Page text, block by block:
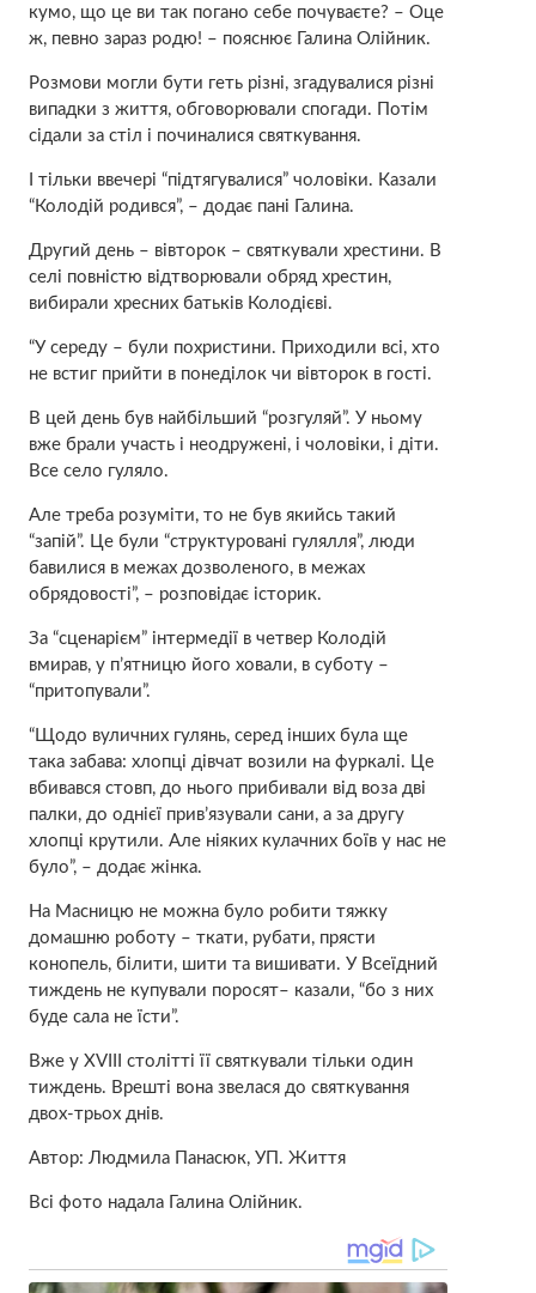
кумо, що це ви так погано себе почуваєте? – Оце
ж, певно зараз родю! – пояснює Галина Олійник.
Розмови могли бути геть різні, згадувалися різні
випадки з життя, обговорювали спогади. Потім
сідали за стіл і починалися святкування.
І тільки ввечері “підтягувалися” чоловіки. Казали
“Колодій родився”, – додає пані Галина.
Другий день – вівторок – святкували хрестини. В
селі повністю відтворювали обряд хрестин,
вибирали хресних батьків Колодієві.
“У середу – були похристини. Приходили всі, хто
не встиг прийти в понеділок чи вівторок в гості.
В цей день був найбільший “розгуляй”. У ньому
вже брали участь і неодружені, і чоловіки, і діти.
Все село гуляло.
Але треба розуміти, то не був якийсь такий
“запій”. Це були “структуровані гулялля”, люди
бавилися в межах дозволеного, в межах
обрядовості”, – розповідає історик.
За “сценарієм” інтермедії в четвер Колодій
вмирав, у п’ятницю його ховали, в суботу –
“притопували”.
“Щодо вуличних гулянь, серед інших була ще
така забава: хлопці дівчат возили на фуркалі. Це
вбивався стовп, до нього прибивали від воза дві
палки, до однієї прив’язували сани, а за другу
хлопці крутили. Але ніяких кулачних боїв у нас не
було”, – додає жінка.
На Масницю не можна було робити тяжку
домашню роботу – ткати, рубати, прясти
конопель, білити, шити та вишивати. У Всеїдний
тиждень не купували поросят– казали, “бо з них
буде сала не їсти”.
Вже у XVIII столітті її святкували тільки один
тиждень. Врешті вона звелася до святкування
двох-трьох днів.
Автор: Людмила Панасюк, УП. Життя
Всі фото надала Галина Олійник.